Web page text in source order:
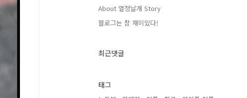
About 열정날개 Story
블로그는 참 재미있다!
최근댓글
태그